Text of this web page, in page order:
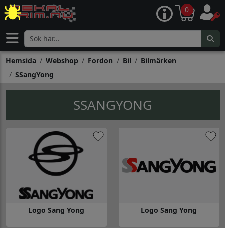
0
Hemsida Webshop Fordon Bil
Bilmärken
SSangYong
SSANGYONG
Logo Sang Yong Logo Sang Yong